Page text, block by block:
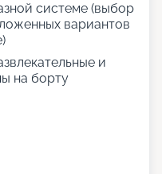
системе (выбор
вариантов
и
на борту